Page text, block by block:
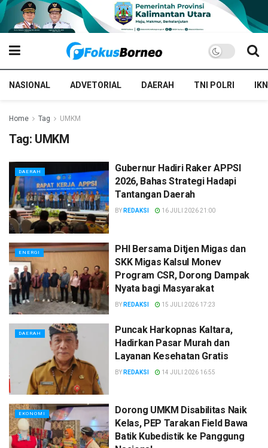
NASIONAL ADVETORIAL DAERAH TNI POLRI IKN
Home Tag UMKM
Tag: UMKM
DAERAH
Gubernur Hadiri Raker APPSI
2026, Bahas Strategi Hadapi
Tantangan Daerah
BY REDAKSI 16 JULI 2026 21:00
ENERGI
PHI Bersama Ditjen Migas dan
SKK Migas Kalsul Monev
Program CSR, Dorong Dampak
Nyata bagi Masyarakat
BY REDAKSI 15 JULI 2026 17:23
DAERAH
Puncak Harkopnas Kaltara,
Hadirkan Pasar Murah dan
Layanan Kesehatan Gratis
BY REDAKSI 14 JULI 2026 16:55
EKONOMI
Dorong UMKM Disabilitas Naik
Kelas, PEP Tarakan Field Bawa
Batik Kubedistik ke Panggung